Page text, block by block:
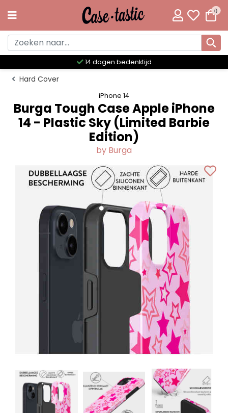
0
Meer dan 300 unieke designs
Hard Cover
iPhone 14
Burga Tough Case Apple iPhone
14 - Plastic Sky (Limited Barbie
Edition)
by Burga